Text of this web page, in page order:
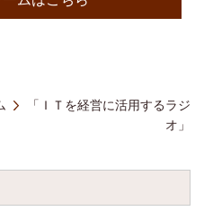
「ＩＴを経営に活用するラジ
オ」